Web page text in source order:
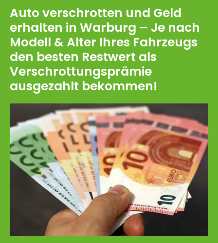
Auto verschrotten und Geld
erhalten in Warburg – Je nach
Modell & Alter Ihres Fahrzeugs
den besten Restwert als
Verschrottungsprämie
ausgezahlt bekommen!